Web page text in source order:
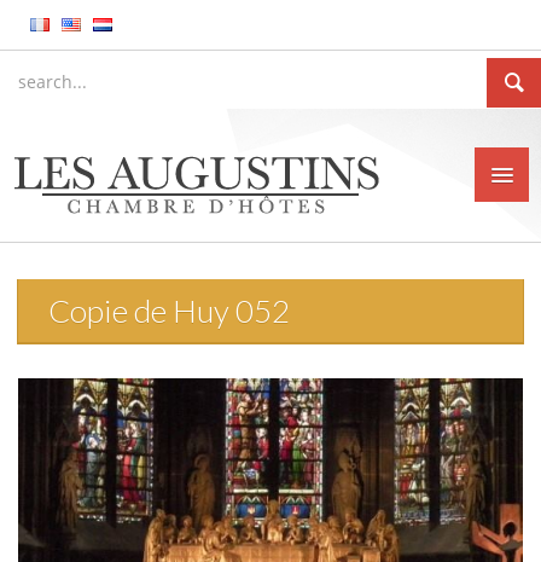
Accueil
Le gîte meublé
La ville de Huy
Tarifs
Copie de Huy 052